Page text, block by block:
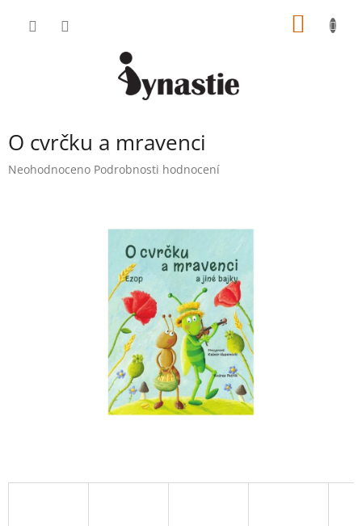
O cvrčku a mravenci
Průměrné
Neohodnoceno Podrobnosti hodnocení